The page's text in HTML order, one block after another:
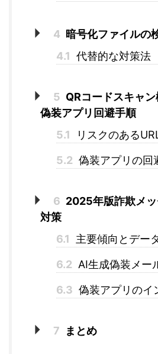
4 暗号化ファイルの
4.1 代替的な対策法
5 QRコードスキャ
偽装アプリ回避手順
5.1
リスクのある
5.2 偽装アプリの回
6 2025年版詐欺メ
対策
6.1
主要傾向とデー
6.2 AI生成偽装メー
6.3 偽装アプリのイ
7 まとめ